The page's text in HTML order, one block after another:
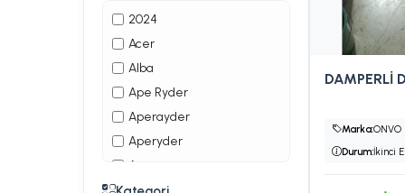
2024
Acer
Alba
Ape Ryder
Aperayder
Aperyder
Arora
Belderia
DAMPERLİ
Marka:ONVO
Durum:İkinci El